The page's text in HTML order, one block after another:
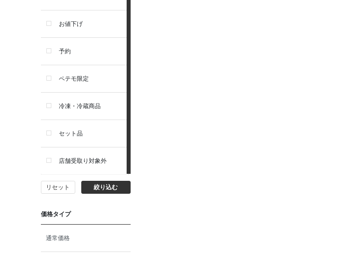
品
首輪・ハーネス(胴輪)・リー
猫ドライフード
リガロ
ソルビダ
フィジカライフ
お値下げ
予約
ペテモ限定
冷凍・冷蔵商品
セット品
店舗受取り対象外
リセット 絞り込む
価格タイプ
通常価格